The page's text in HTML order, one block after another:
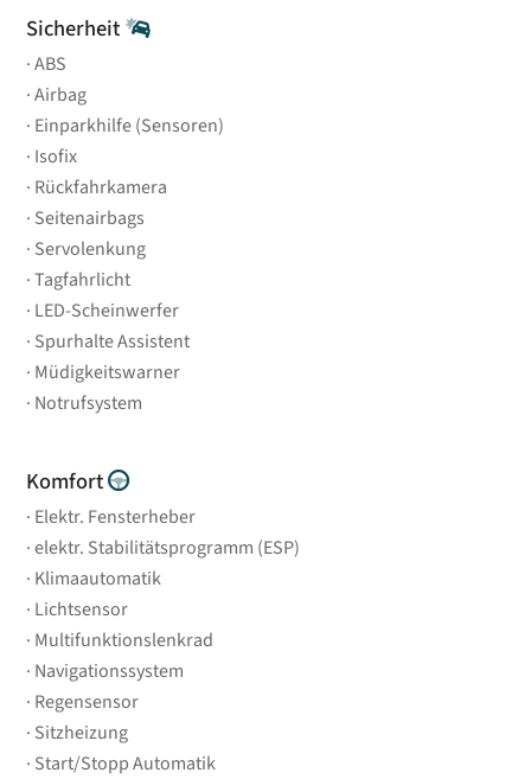
Sicherheit
ABS
Airbag
Einparkhilfe (Sensoren)
Isofix
Rückfahrkamera
Seitenairbags
Servolenkung
Tagfahrlicht
LED-Scheinwerfer
Spurhalte Assistent
Müdigkeitswarner
Notrufsystem
Komfort
Elektr. Fensterheber
elektr. Stabilitätsprogramm (ESP)
Klimaautomatik
Lichtsensor
Multifunktionslenkrad
Navigationssystem
Regensensor
Sitzheizung
Start/Stopp Automatik